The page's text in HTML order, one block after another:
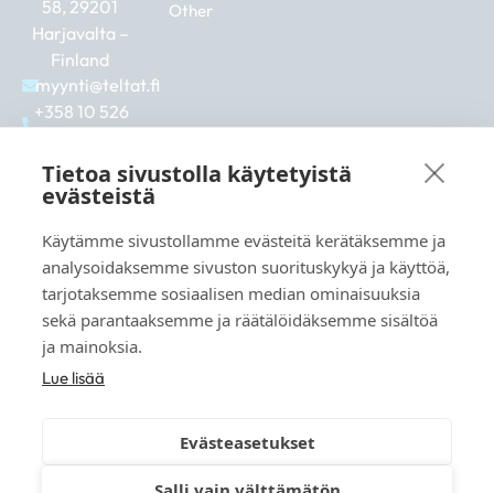
58, 29201
Harjavalta –
Finland
myynti@teltat.fi
+358 10 526
F
a
c
b
o
o
k
I
n
s
a
g
r
a
m
L
i
n
e
d
i
n
Other
See also:
markkina.net
grillikeskus.fi
© 2026 teltat.fi – TMK Tori- ja markkinakaupan
Tietoa sivustolla käytetyistä
evästeistä
Käytämme sivustollamme evästeitä kerätäksemme ja
analysoidaksemme sivuston suorituskykyä ja käyttöä,
tarjotaksemme sosiaalisen median ominaisuuksia
sekä parantaaksemme ja räätälöidäksemme sisältöä
ja mainoksia.
Lue lisää
Evästeasetukset